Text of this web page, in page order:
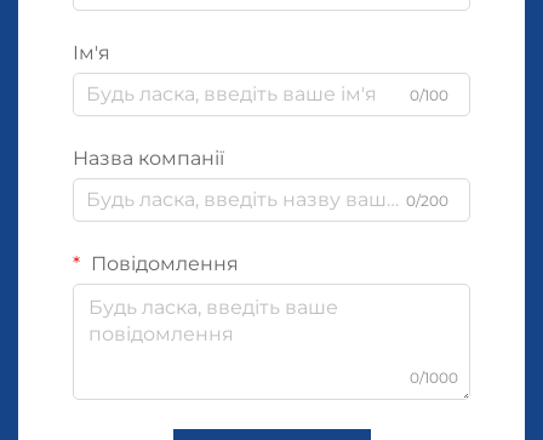
Ім'я
0/100
Назва компанії
0/200
Повідомлення
0/1000